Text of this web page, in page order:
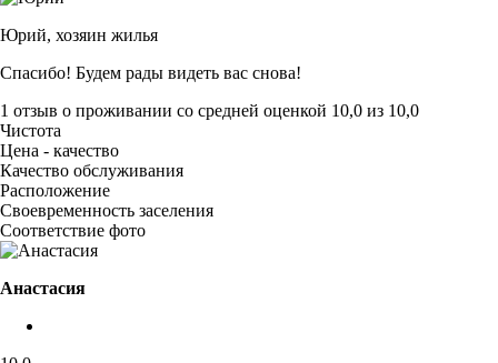
Юрий, хозяин жилья
Спасибо! Будем рады видеть вас снова!
1 отзыв о проживании со средней оценкой 10,0 из 10,0
Чистота
Цена - качество
Качество обслуживания
Расположение
Своевременность заселения
Соответствие фото
Анастасия